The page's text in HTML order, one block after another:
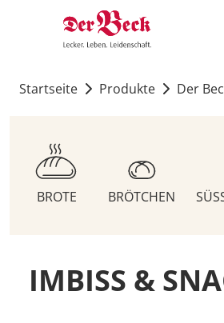
Startseite Produkte Der
BROTE BRÖTCHEN
IMBISS &